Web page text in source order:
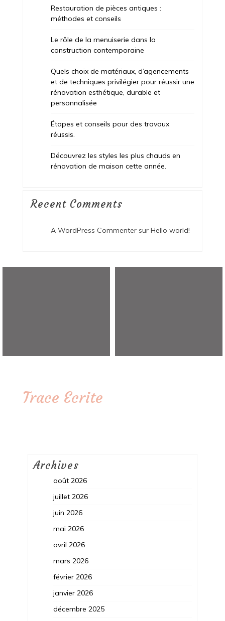
Restauration de pièces antiques :
méthodes et conseils
Le rôle de la menuiserie dans la
construction contemporaine
Quels choix de matériaux, d’agencements
et de techniques privilégier pour réussir une
rénovation esthétique, durable et
personnalisée
Étapes et conseils pour des travaux
réussis.
Découvrez les styles les plus chauds en
rénovation de maison cette année.
Recent Comments
A WordPress Commentersur Hello world!
Trace Ecrite
Archives
août 2026
juillet 2026
juin 2026
mai 2026
avril 2026
mars 2026
février 2026
janvier 2026
décembre 2025